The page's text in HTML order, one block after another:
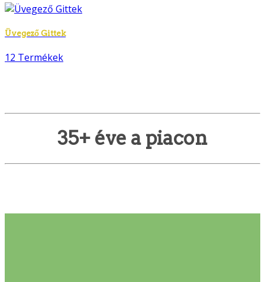
Üvegező Gittek
12 Termékek
35+ éve a piacon